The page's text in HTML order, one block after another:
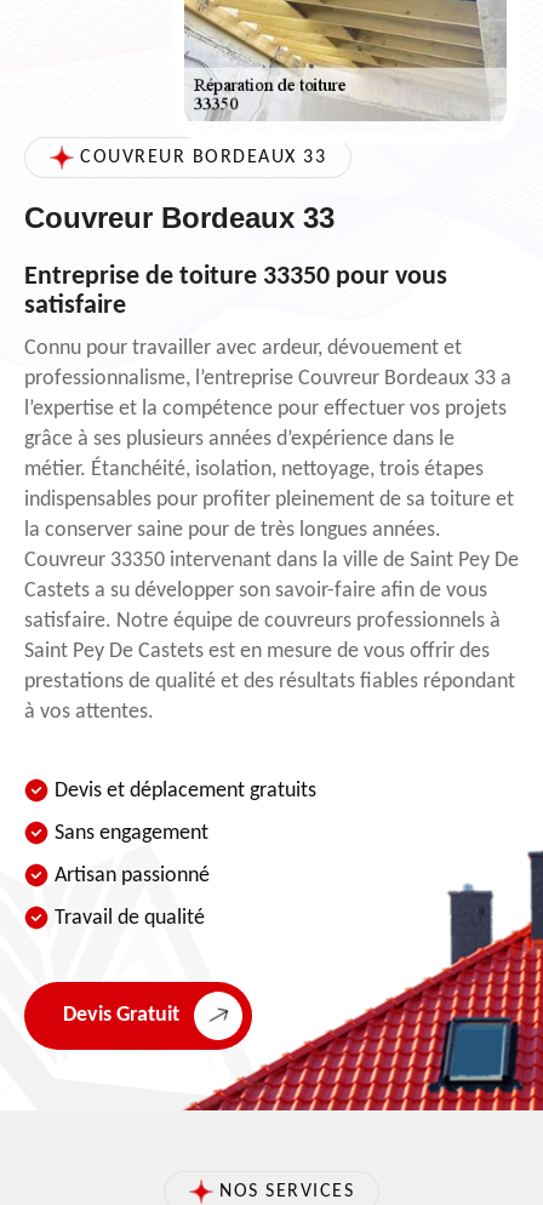
COUVREUR BORDEAUX 33
Couvreur Bordeaux 33
Entreprise de toiture 33350 pour vous
satisfaire
Connu pour travailler avec ardeur, dévouement et
professionnalisme, l’entreprise Couvreur Bordeaux 33 a
l’expertise et la compétence pour effectuer vos projets
grâce à ses plusieurs années d’expérience dans le
métier. Étanchéité, isolation, nettoyage, trois étapes
indispensables pour profiter pleinement de sa toiture et
la conserver saine pour de très longues années.
Couvreur 33350 intervenant dans la ville de Saint Pey De
Castets a su développer son savoir-faire afin de vous
satisfaire. Notre équipe de couvreurs professionnels à
Saint Pey De Castets est en mesure de vous offrir des
prestations de qualité et des résultats fiables répondant
à vos attentes.
Devis et déplacement gratuits
Sans engagement
Artisan passionné
Travail de qualité
Devis Gratuit
NOS SERVICES